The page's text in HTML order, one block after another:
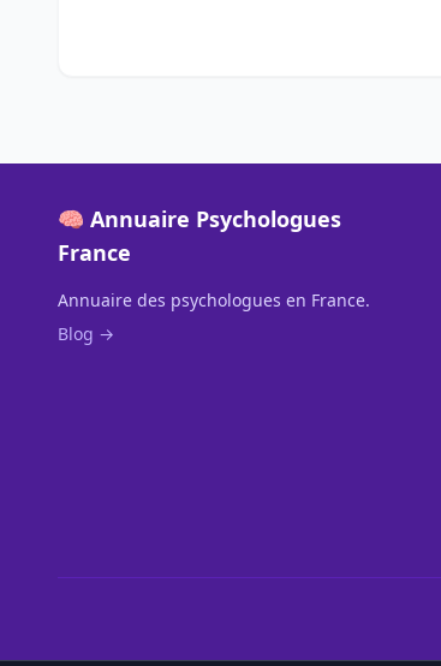
🧠 Annuaire Psychologues
France
Annuaire des psychologues en France.
Blog →